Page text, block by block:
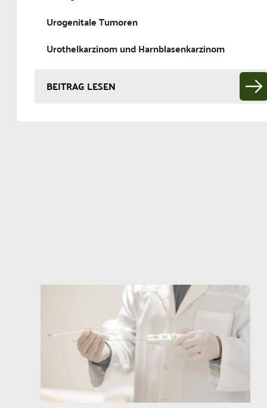
Urogenitale Tumoren
Urothelkarzinom und Harnblasenkarzinom
BEITRAG LESEN